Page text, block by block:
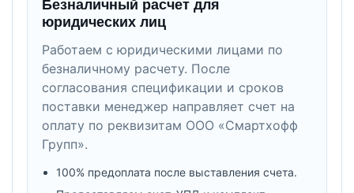
Безналичный расчет для
юридических лиц
Работаем с юридическими лицами по
безналичному расчету. После
согласования спецификации и сроков
поставки менеджер направляет счет на
оплату по реквизитам ООО «Смартхофф
Групп».
100% предоплата после выставления счета.